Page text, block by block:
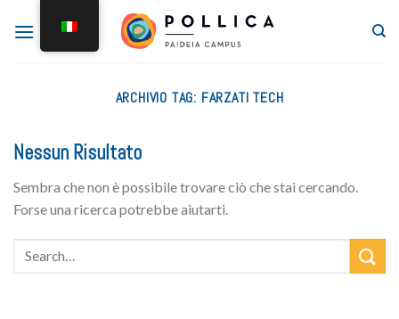
ARCHIVIO TAG: FARZATI TECH
Nessun Risultato
Sembra che non è possibile trovare ciò che stai cercando.
Forse una ricerca potrebbe aiutarti.